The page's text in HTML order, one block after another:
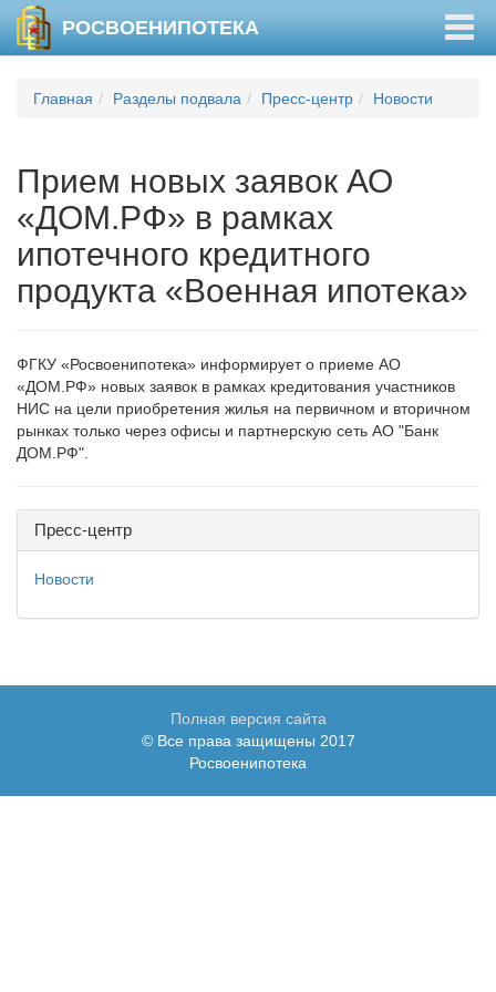
РОСВОЕНИПОТЕКА
Главная Разделы подвала Пресс-центр Новости
Прием новых заявок АО
«ДОМ.РФ» в рамках
ипотечного кредитного
продукта «Военная ипотека»
ФГКУ «Росвоенипотека» информирует о приеме АО
«ДОМ.РФ» новых заявок в рамках кредитования участников
НИС на цели приобретения жилья на первичном и вторичном
рынках только через офисы и партнерскую сеть АО "Банк
ДОМ.РФ".
Пресс-центр
Новости
Полная версия сайта
© Все права защищены 2017
Росвоенипотека